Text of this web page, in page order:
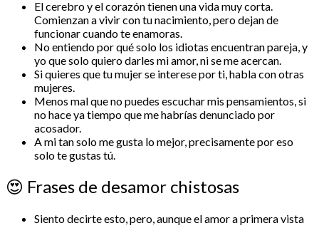
El cerebro y el corazón tienen una vida muy corta.
Comienzan a vivir con tu nacimiento, pero dejan de
funcionar cuando te enamoras.
No entiendo por qué solo los idiotas encuentran pareja, y
yo que solo quiero darles mi amor, ni se me acercan.
Si quieres que tu mujer se interese por ti, habla con otras
mujeres.
Menos mal que no puedes escuchar mis pensamientos, si
no hace ya tiempo que me habrías denunciado por
acosador.
A mi tan solo me gusta lo mejor, precisamente por eso
solo te gustas tú.
😍 Frases de desamor chistosas
Siento decirte esto, pero, aunque el amor a primera vista